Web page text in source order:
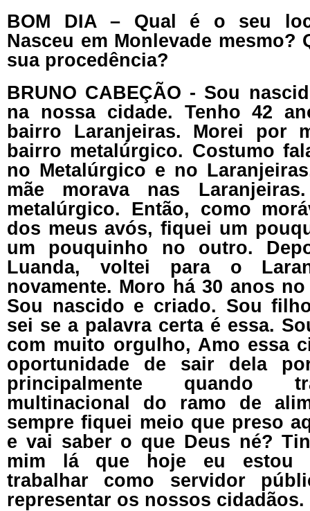
BOM DIA – Qual é o seu
Nasceu em Monlevade mesmo?
sua procedência?
BRUNO CABEÇÃO - Sou
na nossa cidade. Tenho 42
bairro Laranjeiras. Morei por
bairro metalúrgico. Costumo
no Metalúrgico e no
mãe morava nas
metalúrgico. Então, como
dos meus avós, fiquei um
um pouquinho no outro.
Luanda, voltei para o
novamente. Moro há 30 anos
Sou nascido e criado. Sou
sei se a palavra certa é essa.
com muito orgulho, Amo essa
oportunidade de sair dela
principalmente quando
multinacional do ramo de
sempre fiquei meio que preso
e vai saber o que Deus né?
mim lá que hoje eu estou
trabalhar como servidor
representar os nossos cidadãos.